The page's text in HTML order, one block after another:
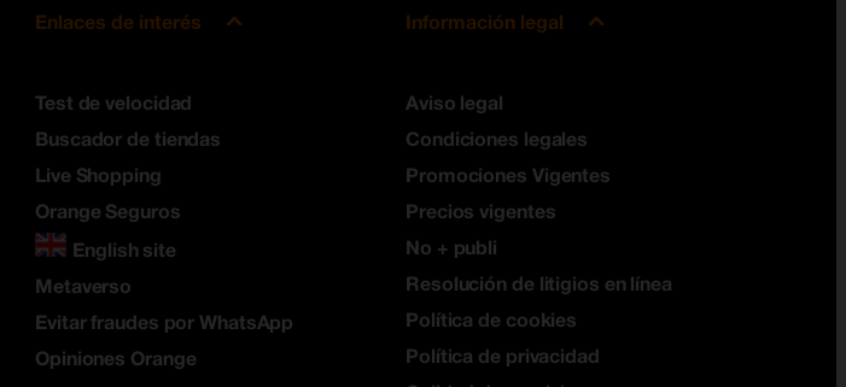
Enlaces de interés
Test de velocidad
Buscador de tiendas
Live Shopping
Orange Seguros
English site
Metaverso
Evitar fraudes por WhatsApp
Opiniones Orange
Información legal
Aviso legal
Condiciones legales
Promociones Vigentes
Precios vigentes
No + publi
Resolución de litigios en línea
Política de cookies
Política de privacidad